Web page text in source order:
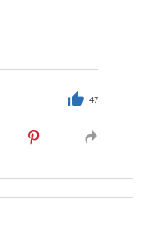
47